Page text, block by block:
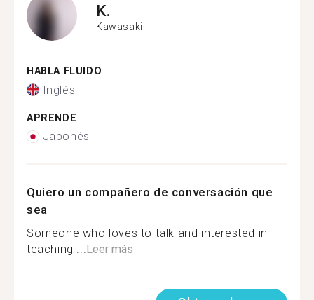
K.
Kawasaki
HABLA FLUIDO
Inglés
APRENDE
Japonés
Quiero un compañero de conversación que
sea
Someone who loves to talk and interested in
teaching ...Leer más